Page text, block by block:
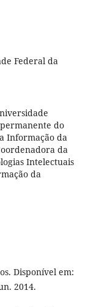
Federal da
do
Informação da
da
Intelectuais
da
Disponível em:
2014.